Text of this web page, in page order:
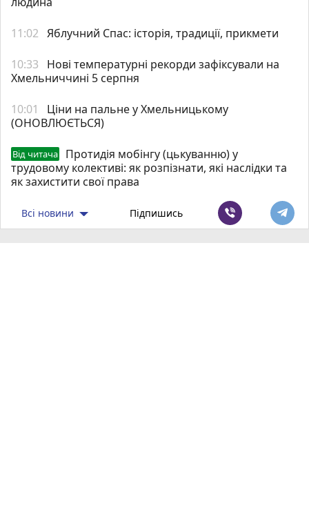
11:02 Яблучний Спас: історія, традиції, прикмети
10:33
Нові температурні рекорди зафіксували на
Хмельниччині 5 серпня
10:01
Ціни на пальне у Хмельницькому
(ОНОВЛЮЄТЬСЯ)
Від читача
Протидія мобінгу (цькуванню) у
трудовому колективі: як розпізнати, які наслідки та
як захистити свої права
Всі новини Підпишись